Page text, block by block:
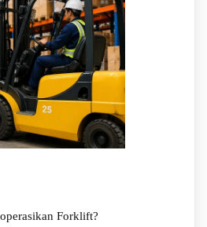
Forklift?